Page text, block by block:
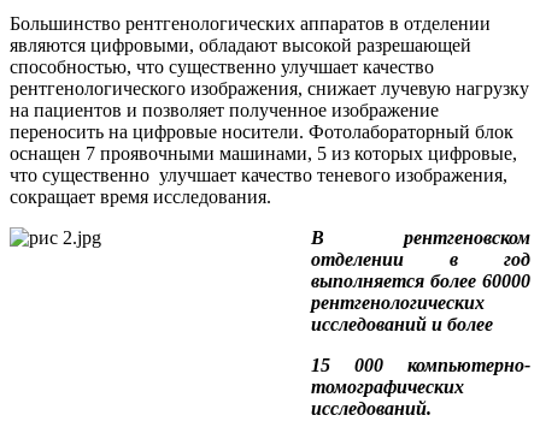
Большинство рентгенологических аппаратов в отделении
являются цифровыми, обладают высокой разрешающей
способностью, что существенно улучшает качество
рентгенологического изображения, снижает лучевую нагрузку
на пациентов и позволяет полученное изображение
переносить на цифровые носители. Фотолабораторный блок
оснащен 7 проявочными машинами, 5 из которых цифровые,
что существенно улучшает качество теневого изображения,
сокращает время исследования.
В рентгеновском
отделении в год
выполняется более 60000
рентгенологических
исследований и более
15 000 компьютерно-
томографических
исследований.